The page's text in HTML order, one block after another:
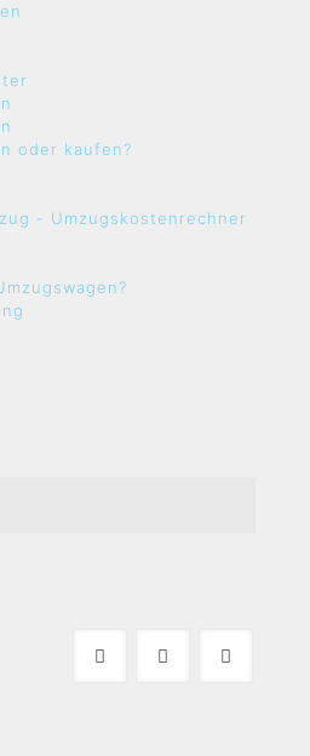
oder kaufen?
- Umzugskostenrechner